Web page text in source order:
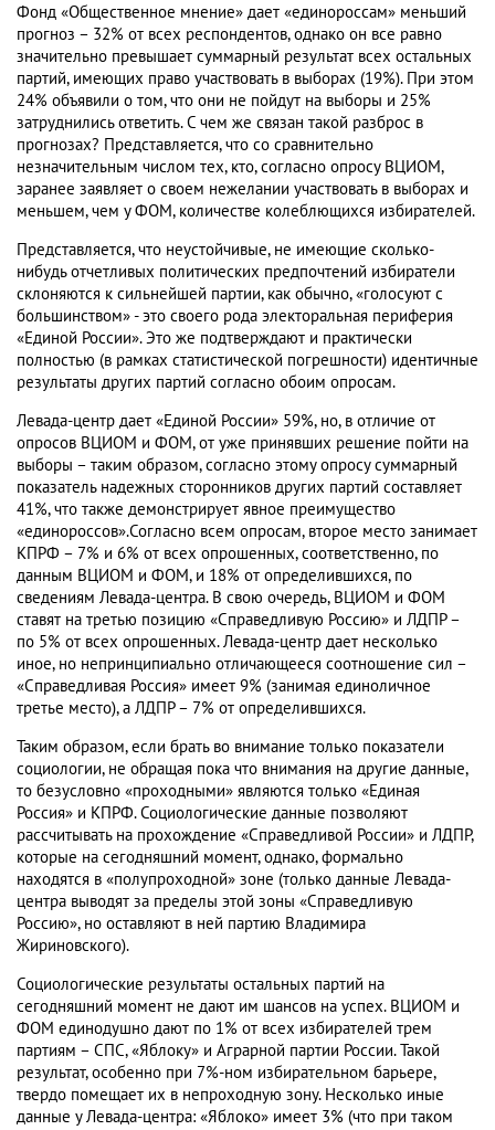
Фонд «Общественное мнение» дает «единороссам» меньший
прогноз – 32% от всех респондентов, однако он все равно
значительно превышает суммарный результат всех остальных
партий, имеющих право участвовать в выборах (19%). При этом
24% объявили о том, что они не пойдут на выборы и 25%
затруднились ответить. С чем же связан такой разброс в
прогнозах? Представляется, что со сравнительно
незначительным числом тех, кто, согласно опросу ВЦИОМ,
заранее заявляет о своем нежелании участвовать в выборах и
меньшем, чем у ФОМ, количестве колеблющихся избирателей.
Представляется, что неустойчивые, не имеющие сколько-
нибудь отчетливых политических предпочтений избиратели
склоняются к сильнейшей партии, как обычно, «голосуют с
большинством» - это своего рода электоральная периферия
«Единой России». Это же подтверждают и практически
полностью (в рамках статистической погрешности) идентичные
результаты других партий согласно обоим опросам.
Левада-центр дает «Единой России» 59%, но, в отличие от
опросов ВЦИОМ и ФОМ, от уже принявших решение пойти на
выборы – таким образом, согласно этому опросу суммарный
показатель надежных сторонников других партий составляет
41%, что также демонстрирует явное преимущество
«единороссов».Согласно всем опросам, второе место занимает
КПРФ – 7% и 6% от всех опрошенных, соответственно, по
данным ВЦИОМ и ФОМ, и 18% от определившихся, по
сведениям Левада-центра. В свою очередь, ВЦИОМ и ФОМ
ставят на третью позицию «Справедливую Россию» и ЛДПР –
по 5% от всех опрошенных. Левада-центр дает несколько
иное, но непринципиально отличающееся соотношение сил –
«Справедливая Россия» имеет 9% (занимая единоличное
третье место), а ЛДПР – 7% от определившихся.
Таким образом, если брать во внимание только показатели
социологии, не обращая пока что внимания на другие данные,
то безусловно «проходными» являются только «Единая
Россия» и КПРФ. Социологические данные позволяют
рассчитывать на прохождение «Справедливой России» и ЛДПР,
которые на сегодняшний момент, однако, формально
находятся в «полупроходной» зоне (только данные Левада-
центра выводят за пределы этой зоны «Справедливую
Россию», но оставляют в ней партию Владимира
Жириновского).
Социологические результаты остальных партий на
сегодняшний момент не дают им шансов на успех. ВЦИОМ и
ФОМ единодушно дают по 1% от всех избирателей трем
партиям – СПС, «Яблоку» и Аграрной партии России. Такой
результат, особенно при 7%-ном избирательном барьере,
твердо помещает их в непроходную зону. Несколько иные
данные у Левада-центра: «Яблоко» имеет 3% (что при таком